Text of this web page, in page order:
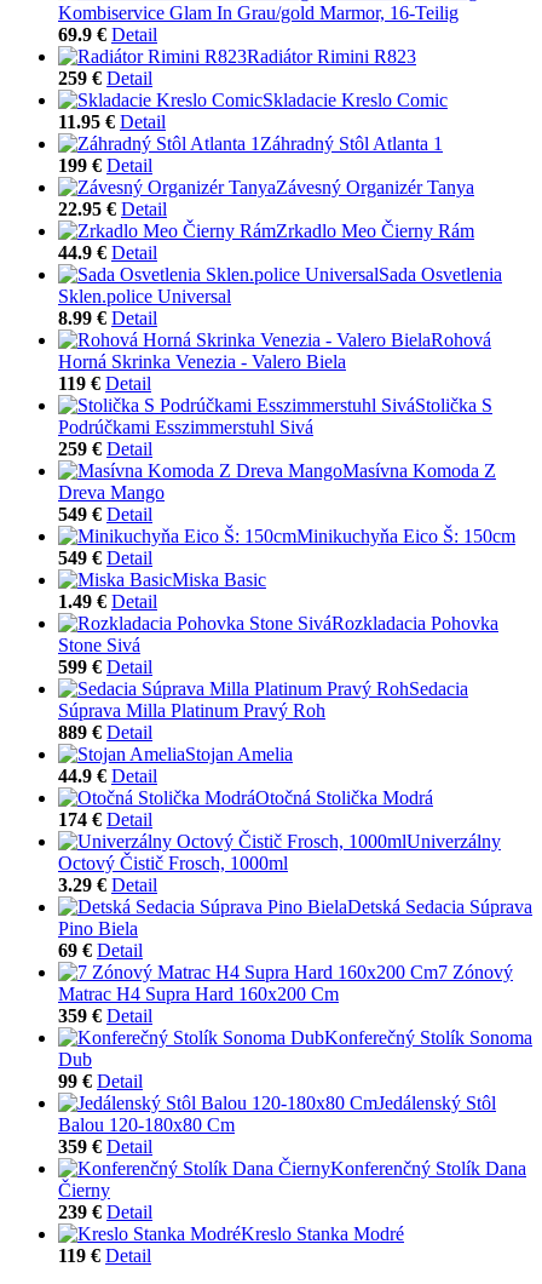
Kombiservice Glam In Grau/gold Marmor, 16-Teilig
69.9 € Detail
Radiátor Rimini R823
259 € Detail
Skladacie Kreslo Comic
11.95 € Detail
Záhradný Stôl Atlanta 1
199 € Detail
Závesný Organizér Tanya
22.95 € Detail
Zrkadlo Meo Čierny Rám
44.9 € Detail
Sada Osvetlenia
Sklen.police Universal
8.99 € Detail
Rohová
Horná Skrinka Venezia - Valero Biela
119 € Detail
Stolička S
Podrúčkami Esszimmerstuhl Sivá
259 € Detail
Masívna Komoda Z
Dreva Mango
549 € Detail
Minikuchyňa Eico Š: 150cm
549 € Detail
Miska Basic
1.49 € Detail
Rozkladacia Pohovka
Stone Sivá
599 € Detail
Sedacia
Súprava Milla Platinum Pravý Roh
889 € Detail
Stojan Amelia
44.9 € Detail
Otočná Stolička Modrá
174 € Detail
Univerzálny
Octový Čistič Frosch, 1000ml
3.29 € Detail
Detská Sedacia Súprava
Pino Biela
69 € Detail
7 Zónový
Matrac H4 Supra Hard 160x200 Cm
359 € Detail
Konferečný Stolík Sonoma
Dub
99 € Detail
Jedálenský Stôl
Balou 120-180x80 Cm
359 € Detail
Konferenčný Stolík Dana
Čierny
239 € Detail
Kreslo Stanka Modré
119 € Detail